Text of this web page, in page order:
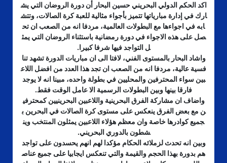
اكد الحكم الدولي البحريني حسين البحار أن دورة الروضان التي يش
ارك في إدارة مبارياتها تتميز بأجواء مثالية للعبة كرة الصالات، وتتش
ابه في اجواءها مع البطولات العالمية، مردفا انه من الصعب ان تح
صل على هذه الاجواء في دورة رمضانية باستثناء الروضان التي يمث
ل التواجد فيها شرفا كبيرا.
واشاد البحار بالمستوى الفني، لافتا الى ان مباريات الدورة تشهد تنا
فسية عالية، مردفا انه من الصعب ان تجد هذا العدد من افضل اللاع
بين سواء المحترفين والمحليين في بطولة واحده، مبينا انه لا يوجد
فارقا بينها وبين البطولات الرسمية الا عامل الوقت فقط.
واضاف ان مشاركة الفرق البحرينية واللاعبين البحرينيين كمحترفي
ن مع بعض الفرق ينعكس على مستوى كرة الصالات في البحرين ب
جميع كوادرها خاصة وان معظم هؤلاء اللاعبين يمثلون المنتخب وين
شطون بالدوري البحريني.
وبين انه تحدث لزملائه الحكام مؤكدا لهم انهم يحسدون على تواجد
هم بدورة بهذا الحجم والقيمة والتي تنعكس ايجابيا على جميع عناص